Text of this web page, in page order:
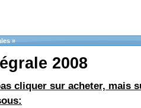
»
2008
cliquer sur acheter, mais